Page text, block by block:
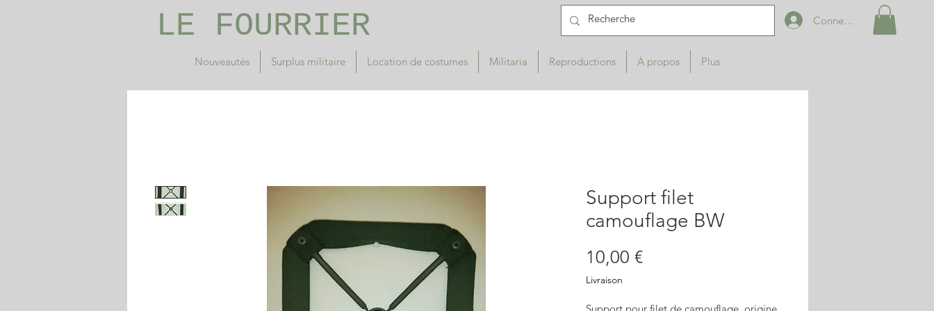
Nouveautés Surplus militaire Location de costumes Militaria Reproductions À propos Plus
LE FOURRIER Connexion
Support filet
camouflage BW
10,00 €Prix
Livraison